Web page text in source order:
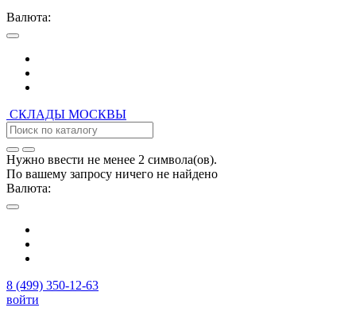
Валюта:
СКЛАДЫ МОСКВЫ
Нужно ввести не менее 2 символа(ов).
По вашему запросу ничего не найдено
Валюта:
8 (499) 350-12-63
войти